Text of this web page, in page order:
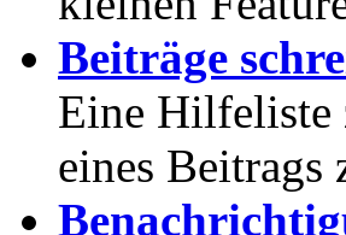
Beiträge
Eine Hilfeliste
eines Beitrags